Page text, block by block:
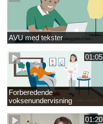
AVU med tekster
01:05
Forberedende
voksenundervisning
01:20